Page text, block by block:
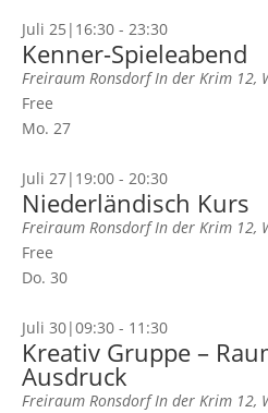
Juli 25|16:30- 23:30
Kenner-Spieleabend
Freiraum RonsdorfIn der Krim 12,
Free
Mo. 27
Juli 27|19:00- 20:30
Niederländisch Kurs
Freiraum RonsdorfIn der Krim 12,
Free
Do. 30
Juli 30|09:30- 11:30
Kreativ Gruppe –
Ausdruck
Freiraum RonsdorfIn der Krim 12,